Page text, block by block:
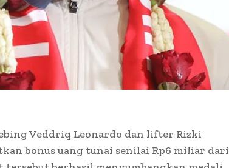
Veddriq Leonardo dan lifter Rizki
bonus uang tunai senilai Rp6 miliar dari